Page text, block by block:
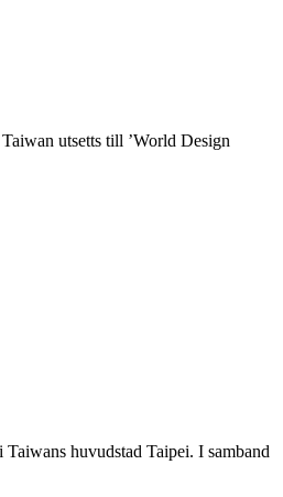
utsetts till ’World Design
huvudstad Taipei. I samband